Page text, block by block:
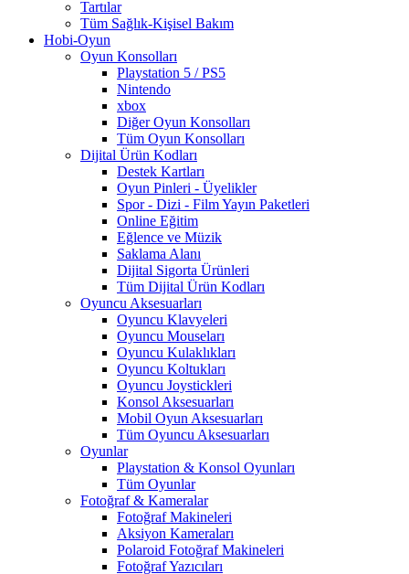
Tartılar
Tüm Sağlık-Kişisel Bakım
Hobi-Oyun
Oyun Konsolları
Playstation 5 / PS5
Nintendo
xbox
Diğer Oyun Konsolları
Tüm Oyun Konsolları
Dijital Ürün Kodları
Destek Kartları
Oyun Pinleri - Üyelikler
Spor - Dizi - Film Yayın Paketleri
Online Eğitim
Eğlence ve Müzik
Saklama Alanı
Dijital Sigorta Ürünleri
Tüm Dijital Ürün Kodları
Oyuncu Aksesuarları
Oyuncu Klavyeleri
Oyuncu Mouseları
Oyuncu Kulaklıkları
Oyuncu Koltukları
Oyuncu Joystickleri
Konsol Aksesuarları
Mobil Oyun Aksesuarları
Tüm Oyuncu Aksesuarları
Oyunlar
Playstation & Konsol Oyunları
Tüm Oyunlar
Fotoğraf & Kameralar
Fotoğraf Makineleri
Aksiyon Kameraları
Polaroid Fotoğraf Makineleri
Fotoğraf Yazıcıları